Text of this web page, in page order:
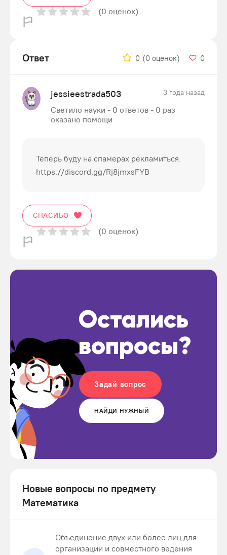
(0 оценок)
Ответ 0 (0 оценок) 0
jessieestrada503 3 года назад
Светило науки - 0 ответов - 0 раз
оказано помощи
Теперь буду на спамерах рекламиться.
https://discord.gg/Rj8jmxsFYB
СПАСИБО
(0 оценок)
Остались
вопросы?
Задай вопрос
НАЙДИ НУЖНЫЙ
Новые вопросы по предмету
Математика
Объединение двух или более лиц для
организации и совместного ведения